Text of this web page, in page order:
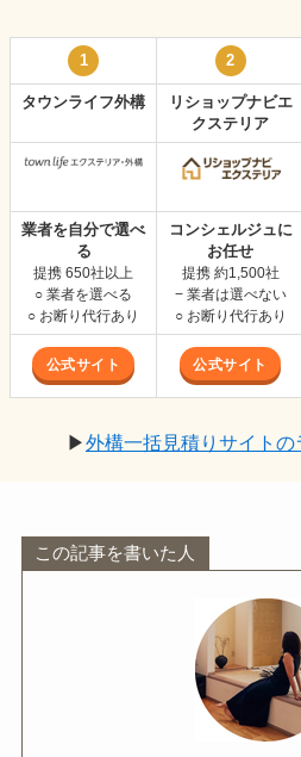
1 2
タウンライフ外構
リショップナビエ
クステリア
業者を自分で選べ
る
提携 650社以上
○ 業者を選べる
○ お断り代行あり
コンシェルジュに
お任せ
提携 約1,500社
− 業者は選べない
○ お断り代行あり
公式サイト 公式サイト
▶外構一括見積りサイトの
この記事を書いた人